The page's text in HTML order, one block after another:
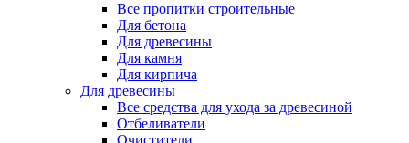
Все пропитки строительные
Для бетона
Для древесины
Для камня
Для кирпича
Для древесины
Все средства для ухода за древесиной
Отбеливатели
Очистители